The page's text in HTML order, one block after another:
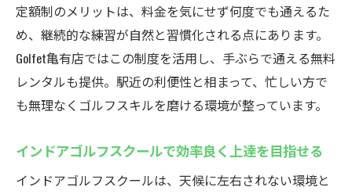
定額制のメリットは、料金を気にせず何度でも通えるた
め、継続的な練習が自然と習慣化される点にあります。
Golfet亀有店ではこの制度を活用し、手ぶらで通える無料
レンタルも提供。駅近の利便性と相まって、忙しい方で
も無理なくゴルフスキルを磨ける環境が整っています。
インドアゴルフスクールで効率良く上達を目指せる
インドアゴルフスクールは、天候に左右されない環境と